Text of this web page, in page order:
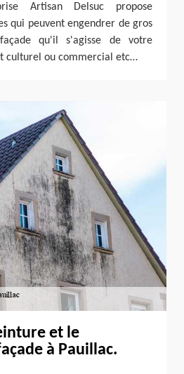
Artisan Delsuc propose
qui peuvent engendrer de gros
qu'il s'agisse de votre
culturel ou commercial etc…
et le
à Pauillac.